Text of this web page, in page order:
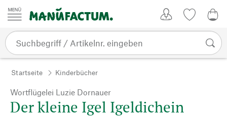
Zum Inhalt springen
Startseite Kinderbücher
Wortflügelei Luzie Dornauer
Der kleine Igel Igeldichein